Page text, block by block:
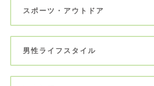
スポーツ・アウトドア
男性ライフスタイル